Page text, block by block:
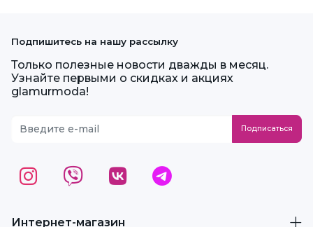
Интернет-магазин
Подпишитесь на нашу рассылку
Только полезные новости дважды в месяц.
Узнайте первыми о скидках и акциях
glamurmoda!